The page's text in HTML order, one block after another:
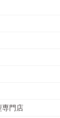
専門店